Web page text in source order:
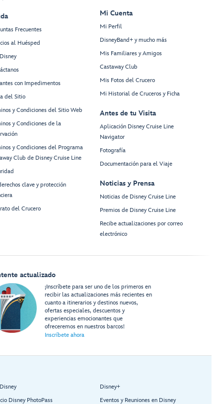
Frecuentes
al Huésped
con Impedimentos
del Sitio
y Condiciones del Sitio Web
y Condiciones de la
y Condiciones del Programa
Club de Disney Cruise Line
clave y protección
del Crucero
Mi Cuenta
Mi Perfil
DisneyBand+ y mucho más
Mis Familiares y Amigos
Castaway Club
Mis Fotos del Crucero
Mi Historial de Cruceros y Ficha
Antes de tu Visita
Aplicación Disney Cruise Line
Navigator
Fotografía
Documentación para el Viaje
Noticias y Prensa
Noticias de Disney Cruise Line
Premios de Disney Cruise Line
Recibe actualizaciones por correo
electrónico
actualizado
¡Inscríbete para ser uno de los primeros en
recibir las actualizaciones más recientes en
cuanto a itinerarios y destinos nuevos,
ofertas especiales, descuentos y
experiencias emocionantes que
ofreceremos en nuestros barcos!
Inscríbete ahora
Disney PhotoPass
Disney+
Eventos y Reuniones en Disney